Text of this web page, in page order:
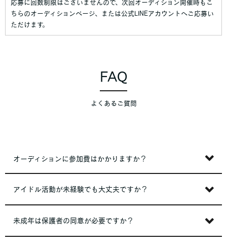
応募に回数制限はございませんので、次回オーディション開催時もこ
ちらのオーディションページ、または公式LINEアカウントへご応募い
ただけます。
FAQ
よくあるご質問
オーディションに参加費はかかりますか？
アイドル活動が未経験でも大丈夫ですか？
未成年は保護者の同意が必要ですか？